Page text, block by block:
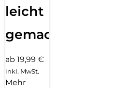
leicht
gemacht!
ab 19,99 €
inkl. MwSt.
Mehr